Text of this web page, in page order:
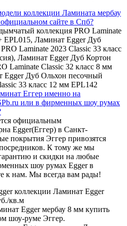
коллекции Ламината мербау
сайте в Спб?
коллекция PRO Laminate
EPL015, Ламинат Egger Дуб
Laminate 2023 Classic 33 класс
Ламинат Egger Дуб Кортон
Laminate Classic 32 класс 8 мм
Egger Дуб Ольхон песочный
33 класс 12 мм EPL142
Еггер именно на
или в фирменных шоу румах
официальным
Egger(Еггер) в Санкт-
покрытия Эггер привозятся
К тому же мы
и скидки на любые
шоу румах Egger в
к нам. Мы всегда вам рады!
коллекции Ламинат Egger
кв.м
Egger мербау 8 мм купить
шоу-руме Эггер.